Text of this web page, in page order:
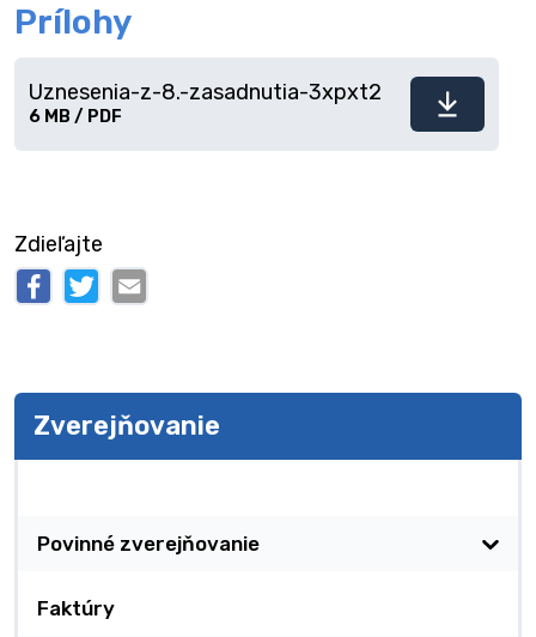
Prílohy
Stiahnuť
Uznesenia-z-8.-zasadnutia-3xpxt2
6 MB / PDF
Zdieľajte
Zverejňovanie
Povinné zverejňovanie
Faktúry